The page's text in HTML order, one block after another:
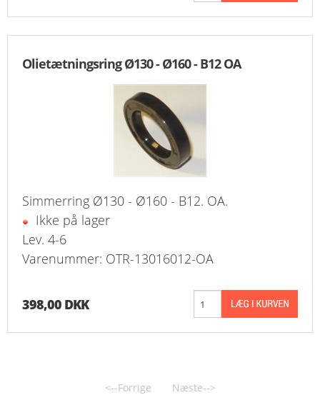
Olietætningsring Ø130 - Ø160 - B12 OA
Simmerring Ø130 - Ø160 - B12. OA.
Ikke på lager
Lev. 4-6
Varenummer: OTR-13016012-OA
398,00 DKK
<--Forrige Næste-->